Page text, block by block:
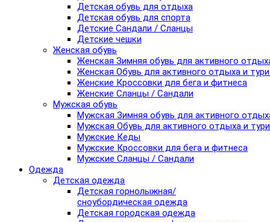
Детская обувь для отдыха
Детская обувь для спорта
Детские Сандали / Сланцы
Детские чешки
Женская обувь
Женская Зимняя обувь для активного
Женская Обувь для активного отдыха и
Женские Кроссовки для бега и фитнеса
Женские Сланцы / Сандали
Мужская обувь
Мужская Зимняя обувь для активного
Мужская Обувь для активного отдыха и
Мужские Кеды
Мужские Кроссовки для бега и фитнеса
Мужские Сланцы / Сандали
Одежда
Детская одежда
Детская горнолыжная/
сноубордическая одежда
Детская городская одежда